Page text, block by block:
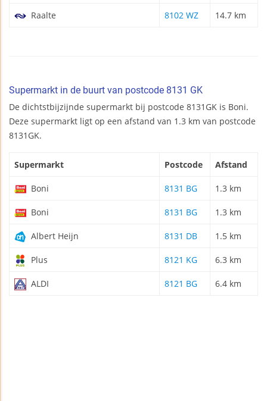
Raalte 8102 WZ 14.7 km
Supermarkt in de buurt van postcode 8131 GK
De dichtstbijzijnde supermarkt bij postcode 8131GK is Boni.
Deze supermarkt ligt op een afstand van 1.3 km van postcode
8131GK.
Supermarkt Postcode Afstand
Boni 8131 BG 1.3 km
Boni 8131 BG 1.3 km
Albert Heijn 8131 DB 1.5 km
Plus 8121 KG 6.3 km
ALDI 8121 BG 6.4 km